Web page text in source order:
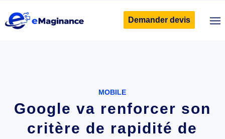
Demander devis
MOBILE
Google va renforcer son
critère de rapidité de